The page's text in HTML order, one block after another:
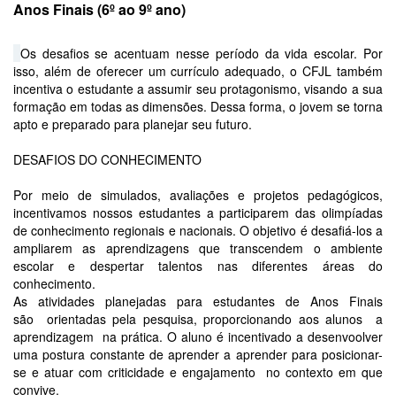
Anos Finais (6º ao 9º ano)
Os desafios se acentuam nesse período da vida escolar. Por
isso, além de oferecer um currículo adequado, o CFJL também
incentiva o estudante a assumir seu protagonismo, visando a sua
formação em todas as dimensões. Dessa forma, o jovem se torna
apto e preparado para planejar seu futuro.​
DESAFIOS DO CONHECIMENTO
Por meio de simulados, avaliações e projetos pedagógicos,
incentivamos nossos estudantes a participarem das olimpíadas
de conhecimento regionais e nacionais. O objetivo é desafiá-los a
ampliarem as aprendizagens que transcendem o ambiente
escolar e despertar talentos nas diferentes áreas do
conhecimento.
As atividades planejadas para estudantes de Anos Finais
são orientadas pela pesquisa, proporcionando aos alunos a
aprendizagem na prática. O aluno é incentivado a desenvoolver
uma postura constante de aprender a aprender para posicionar-
se e atuar com criticidade e engajamento no contexto em que
convive.